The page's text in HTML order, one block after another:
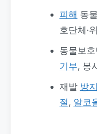
피해 동물
호단체·
동물보
기부, 봉
재발 방
절 , 알코